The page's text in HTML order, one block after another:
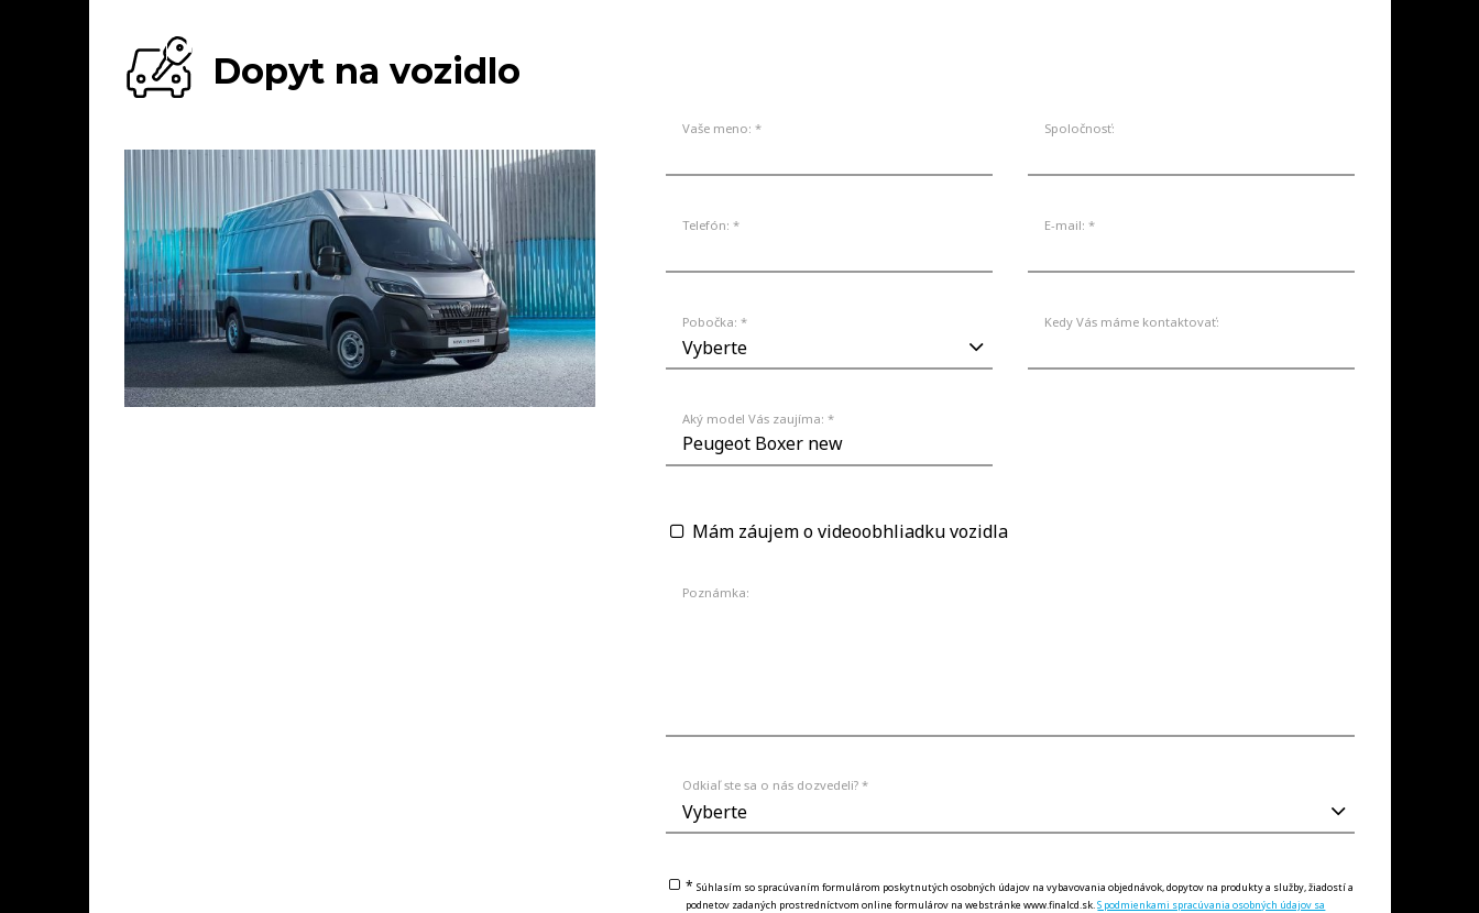
Dopyt na vozidlo
Vaše meno: * Spoločnosť:
Telefón: * E-mail: *
Pobočka: * Kedy Vás máme kontaktovať:
Aký model Vás zaujíma: *
Mám záujem o videoobhliadku vozidla
Poznámka:
Odkiaľ ste sa o nás dozvedeli? *
*Súhlasím so spracúvaním formulárom poskytnutých osobných údajov na vybavovania objednávok, dopytov na produkty a služby, žiadostí a
podnetov zadaných prostredníctvom online formulárov na webstránke www.finalcd.sk.S podmienkami spracúvania osobných údajov sa